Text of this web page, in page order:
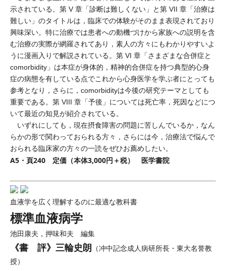
示されている。第 V 章「診断は難しくない」と第 VII 章「治療は
難しい」のタイトルは，臨床での体験がそのまま表現されており
興味深い。特に治療では患者への動機づけから家族への説明を含
む治療の実際が網羅されてあり，素人の方々にもわかりやすいよ
うに漫画入りで解説されている。第 VI 章「さまざまな合併症と
comorbidity」は本症が身体的，精神的合併症を持つ典型的心身
症の病態を有している点でこれから心身医学を学ぶ者にとっても
参考となり，さらに，comorbidityは今後の研究テーマとしても
重要である。第 VIII 章「予後」については死亡率，死因などにつ
いて最近の知見が紹介されている。
いずれにしても，現在摂食障害の問題に苦しんでいるか，なん
らかの形で関わっておられる方々，さらには今，治療法で悩んで
おられる臨床家の方々の一読をぜひお薦めしたい。
A5・頁240 定価（本体3,000円＋税） 医学書院
血液学を広く理解するのに最適な教科書
標準血液病学
池田康夫，押味和夫 編集
《書 評》三輪史朗 （冲中記念成人病研所長・東大名誉教
授）